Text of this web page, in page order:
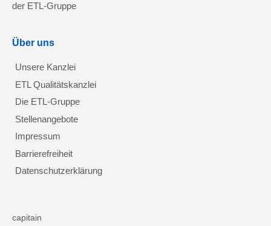
der ETL-Gruppe
Über uns
Unsere Kanzlei
ETL Qualitätskanzlei
Die ETL-Gruppe
Stellenangebote
Impressum
Barrierefreiheit
Datenschutzerklärung
capitain